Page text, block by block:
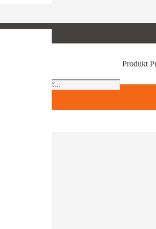
Products
search
Produkt